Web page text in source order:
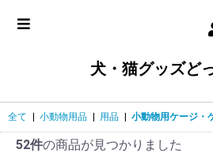
犬・猫グッズど
全て 小動物用品 用品 小動物用ケージ・
52件の商品が見つかりました